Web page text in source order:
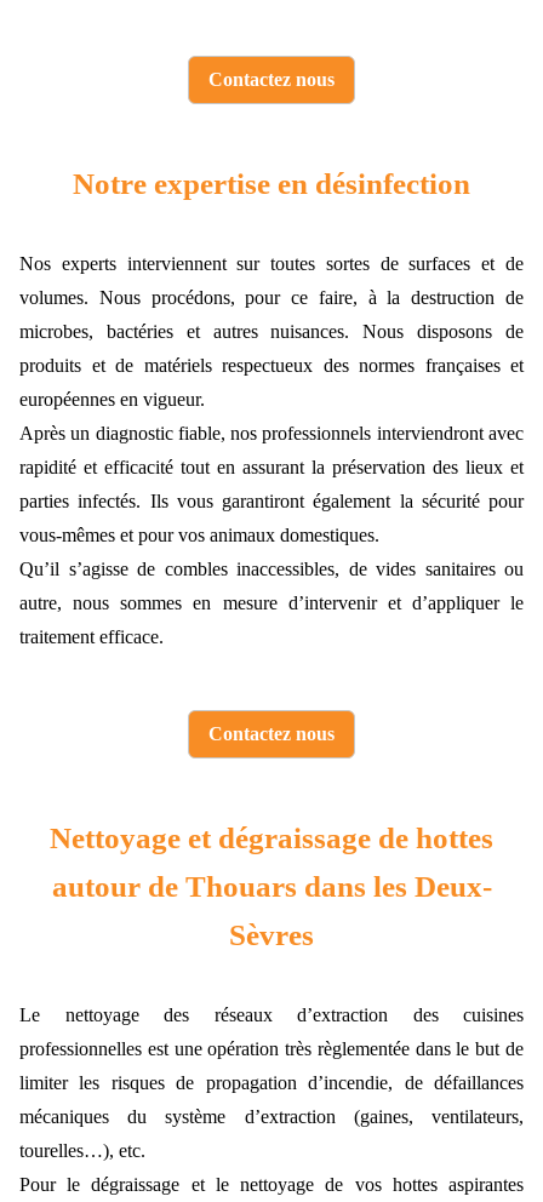
Contactez nous
Notre expertise en désinfection
Nos experts interviennent sur toutes sortes de surfaces et de
volumes. Nous procédons, pour ce faire, à la destruction de
microbes, bactéries et autres nuisances. Nous disposons de
produits et de matériels respectueux des normes françaises et
européennes en vigueur.
Après un diagnostic fiable, nos professionnels interviendront avec
rapidité et efficacité tout en assurant la préservation des lieux et
parties infectés. Ils vous garantiront également la sécurité pour
vous-mêmes et pour vos animaux domestiques.
Qu’il s’agisse de combles inaccessibles, de vides sanitaires ou
autre, nous sommes en mesure d’intervenir et d’appliquer le
traitement efficace.
Contactez nous
Nettoyage et dégraissage de hottes
autour de Thouars dans les Deux-
Sèvres
Le nettoyage des réseaux d’extraction des cuisines
professionnelles est une opération très règlementée dans le but de
limiter les risques de propagation d’incendie, de défaillances
mécaniques du système d’extraction (gaines, ventilateurs,
tourelles…), etc.
Pour le dégraissage et le nettoyage de vos hottes aspirantes